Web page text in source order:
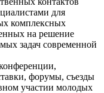
для
комплексных
на решение
задач современной
форумы, съезды
участии молодых